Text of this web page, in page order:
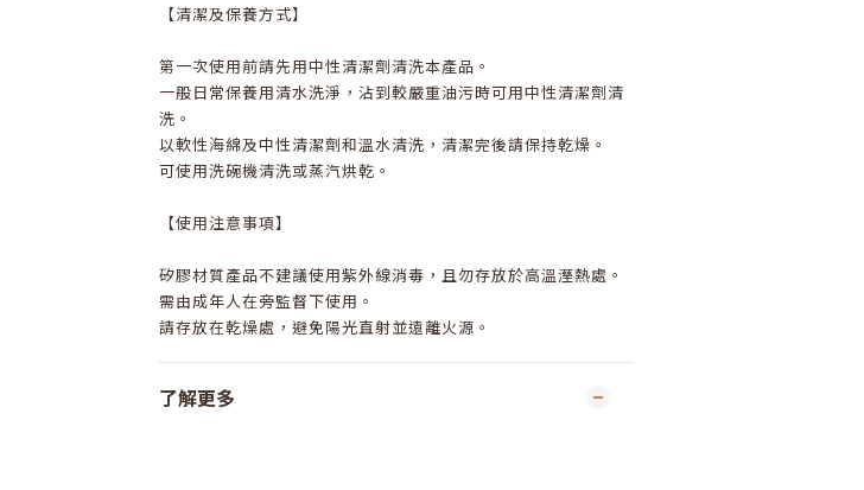
【清潔及保養方式】
第一次使用前請先用中性清潔劑清洗本產品。
一般日常保養用清水洗淨，沾到較嚴重油污時可用中性清潔劑清
洗。
以軟性海綿及中性清潔劑和溫水清洗，清潔完後請保持乾燥。
可使用洗碗機清洗或蒸汽烘乾。
【使用注意事項】
矽膠材質產品不建議使用紫外線消毒，且勿存放於高溫溼熱處。
需由成年人在旁監督下使用。
請存放在乾燥處，避免陽光直射並遠離火源。
了解更多